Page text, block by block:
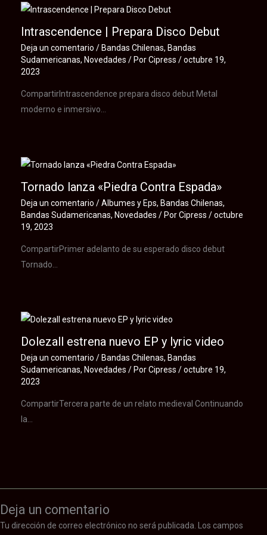
Intrascendence | Prepara Disco Debut
Deja un comentario / Bandas Chilenas, Bandas
Sudamericanas, Novedades / PorCipress /octubre 19,
2023
CompartirIntrascendence prepara disco debut Metal
moderno e inmersivo…
Tornado lanza «Piedra Contra Espada»
Deja un comentario /Albumes y Eps, Bandas Chilenas,
Bandas Sudamericanas, Novedades / PorCipress /octubre
19, 2023
CompartirPrimer adelanto de su esperado disco debut
Tornado…
Dolezall estrena nuevo EP y lyric video
Deja un comentario / Bandas Chilenas, Bandas
Sudamericanas, Novedades / PorCipress /octubre 19,
2023
CompartirTercera parte de un relato medieval Continuando
la…
Deja un comentario
Tu dirección de correo electrónico no será publicada. Los campos